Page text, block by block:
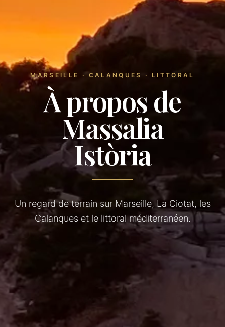
MARSEILLE · CALANQUES · LITTORAL
À propos de
Massalia
Istòria
Un regard de terrain sur Marseille, La Ciotat, les
Calanques et le littoral méditerranéen.